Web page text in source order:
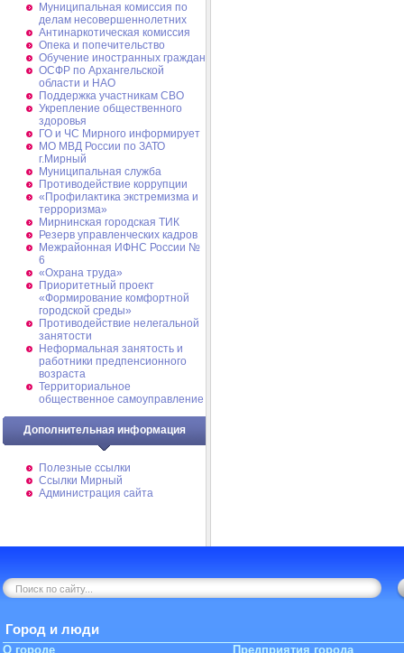
Муниципальная комиссия по
делам несовершеннолетних
Антинаркотическая комиссия
Опека и попечительство
Обучение иностранных граждан
ОСФР по Архангельской
области и НАО
Поддержка участникам СВО
Укрепление общественного
здоровья
ГО и ЧС Мирного информирует
МО МВД России по ЗАТО
г.Мирный
Муниципальная cлужба
Противодействие коррупции
«Профилактика экстремизма и
терроризма»
Мирнинская городская ТИК
Резерв управленческих кадров
Межрайонная ИФНС России №
6
«Охрана труда»
Приоритетный проект
«Формирование комфортной
городской среды»
Противодействие нелегальной
занятости
Неформальная занятость и
работники предпенсионного
возраста
Территориальное
общественное самоуправление
Дополнительная информация
Полезные ссылки
Ссылки Мирный
Администрация сайта
Город и люди
О городе Предприятия города